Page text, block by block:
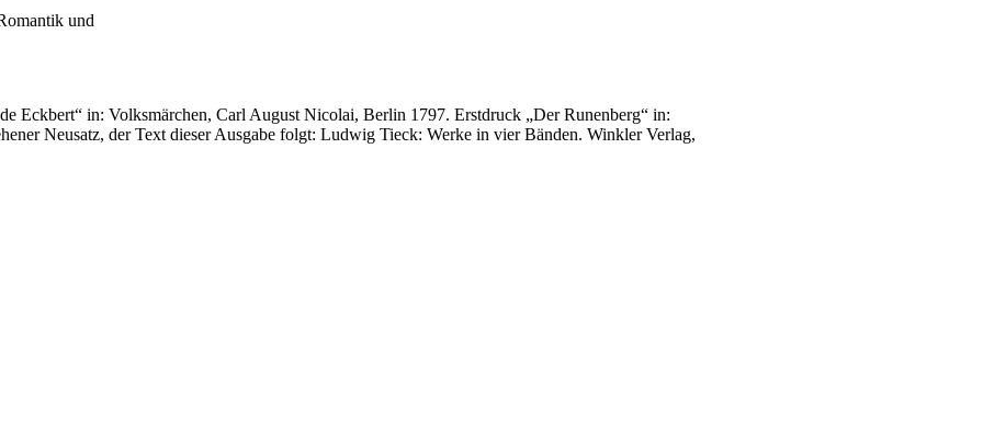
und
Eckbert“ in: Volksmärchen, Carl August Nicolai, Berlin 1797. Erstdruck „Der Runenberg“ in:
Neusatz, der Text dieser Ausgabe folgt: Ludwig Tieck: Werke in vier Bänden. Winkler Verlag,